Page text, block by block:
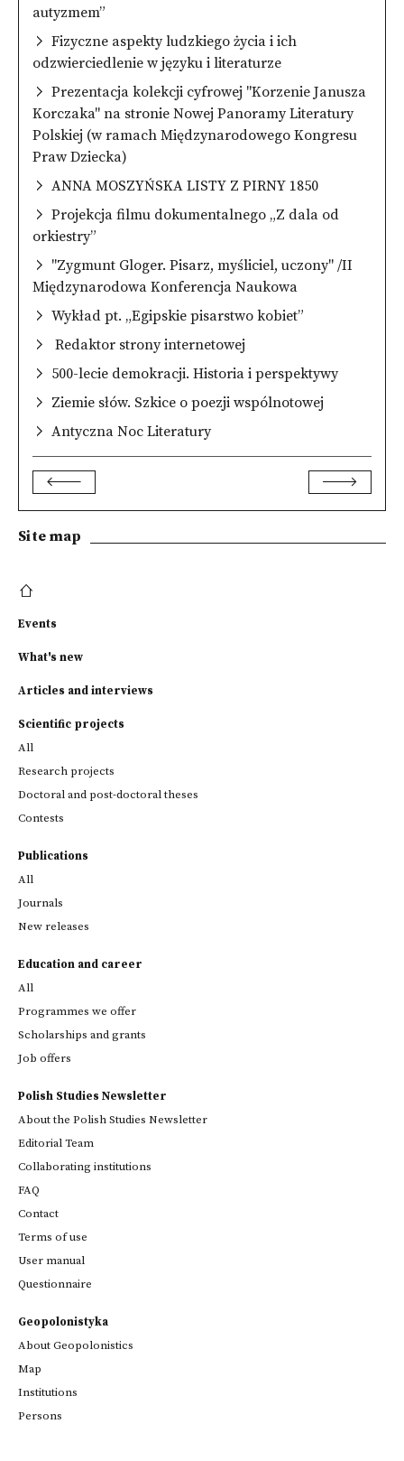
autyzmem”
Fizyczne aspekty ludzkiego życia i ich
odzwierciedlenie w języku i literaturze
Prezentacja kolekcji cyfrowej "Korzenie Janusza
Korczaka" na stronie Nowej Panoramy Literatury
Polskiej (w ramach Międzynarodowego Kongresu
Praw Dziecka)
ANNA MOSZYŃSKA LISTY Z PIRNY 1850
Projekcja filmu dokumentalnego „Z dala od
orkiestry”
"Zygmunt Gloger. Pisarz, myśliciel, uczony" /II
Międzynarodowa Konferencja Naukowa
Wykład pt. „Egipskie pisarstwo kobiet”
Redaktor strony internetowej
500-lecie demokracji. Historia i perspektywy
Ziemie słów. Szkice o poezji wspólnotowej
Antyczna Noc Literatury
Site map
Events
What's new
Articles and interviews
Scientific projects
All
Research projects
Doctoral and post-doctoral theses
Contests
Publications
All
Journals
New releases
Education and career
All
Programmes we offer
Scholarships and grants
Job offers
Polish Studies Newsletter
About the Polish Studies Newsletter
Editorial Team
Collaborating institutions
FAQ
Contact
Terms of use
User manual
Questionnaire
Geopolonistyka
About Geopolonistics
Map
Institutions
Persons